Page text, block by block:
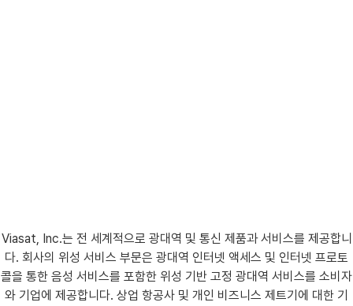
Viasat, Inc.는 전 세계적으로 광대역 및 통신 제품과 서비스를 제공합니
다. 회사의 위성 서비스 부문은 광대역 인터넷 액세스 및 인터넷 프로토
콜을 통한 음성 서비스를 포함한 위성 기반 고정 광대역 서비스를 소비자
와 기업에 제공합니다. 상업 항공사 및 개인 비즈니스 제트기에 대한 기